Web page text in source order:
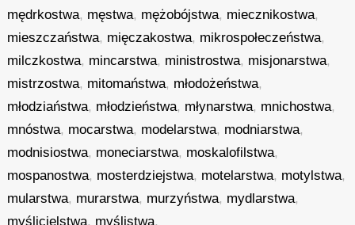
mędrkostwa, męstwa, mężobójstwa, miecznikostwa,
mieszczaństwa, mięczakostwa, mikrospołeczeństwa,
milczkostwa, mincarstwa, ministrostwa, misjonarstwa,
mistrzostwa, mitomaństwa, młodożeństwa,
młodziaństwa, młodzieństwa, młynarstwa, mnichostwa,
mnóstwa, mocarstwa, modelarstwa, modniarstwa,
modnisiostwa, moneciarstwa, moskalofilstwa,
mospanostwa, mosterdziejstwa, motelarstwa, motylstwa,
mularstwa, murarstwa, murzyństwa, mydlarstwa,
myślicielstwa, myślistwa,